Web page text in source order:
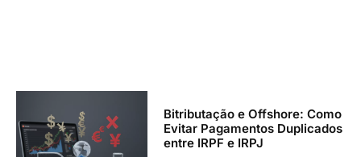
Bitributação e Offshore: Como
Evitar Pagamentos Duplicados
entre IRPF e IRPJ